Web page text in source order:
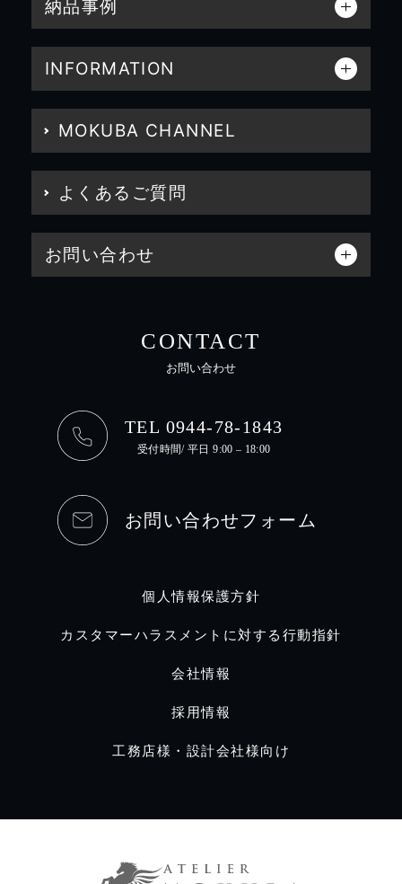
納品事例
INFORMATION
MOKUBA CHANNEL
よくあるご質問
お問い合わせ
CONTACT
お問い合わせ
TEL 0944-78-1843
受付時間/ 平日 9:00 – 18:00
お問い合わせフォーム
個人情報保護方針
カスタマーハラスメントに対する行動指針
会社情報
採用情報
工務店様・設計会社様向け